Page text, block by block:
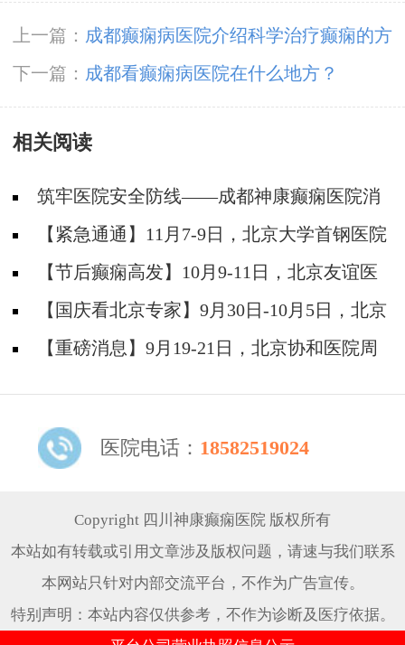
上一篇： 成都癫痫病医院介绍科学治疗癫痫的方
法
下一篇： 成都看癫痫病医院在什么地方？
相关阅读
筑牢医院安全防线——成都神康癫痫医院消
防安全培训纪实
【紧急通通】11月7-9日，北京大学首钢医院
神经内科胡颖教授亲临成都会诊，破解癫痫疑难
【节后癫痫高发】10月9-11日，北京友谊医
院陈葵博士免费会诊+治疗援助，破解癫痫难
题！
【国庆看北京专家】9月30日-10月5日，北京
天坛&首钢医院两大专家蓉城亲诊+癫痫大额救
【重磅消息】9月19-21日，北京协和医院周
线！
医院电话： 18582519024
Copyright 四川神康癫痫医院 版权所有
本站如有转载或引用文章涉及版权问题，请速与我们联系
本网站只针对内部交流平台，不作为广告宣传。
特别声明：本站内容仅供参考，不作为诊断及医疗依据。